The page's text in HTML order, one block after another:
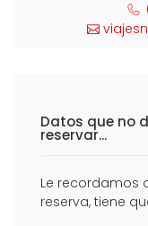
Datos que no
reservar...
Le recordamos
reserva, tiene